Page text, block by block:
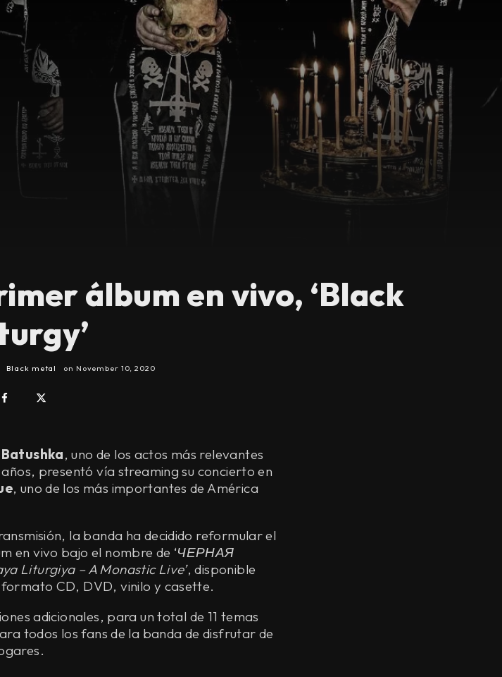
álbum en vivo, ‘Black
Black metal on November 10, 2020
Batushka, uno de los actos más relevantes
presentó vía streaming su concierto en
, uno de los más importantes de América
la banda ha decidido reformular el
en vivo bajo el nombre de ‘ЧЕРНАЯ
Liturgiya – A Monastic Live’, disponible
CD, DVD, vinilo y casette.
adicionales, para un total de 11 temas
todos los fans de la banda de disfrutar de